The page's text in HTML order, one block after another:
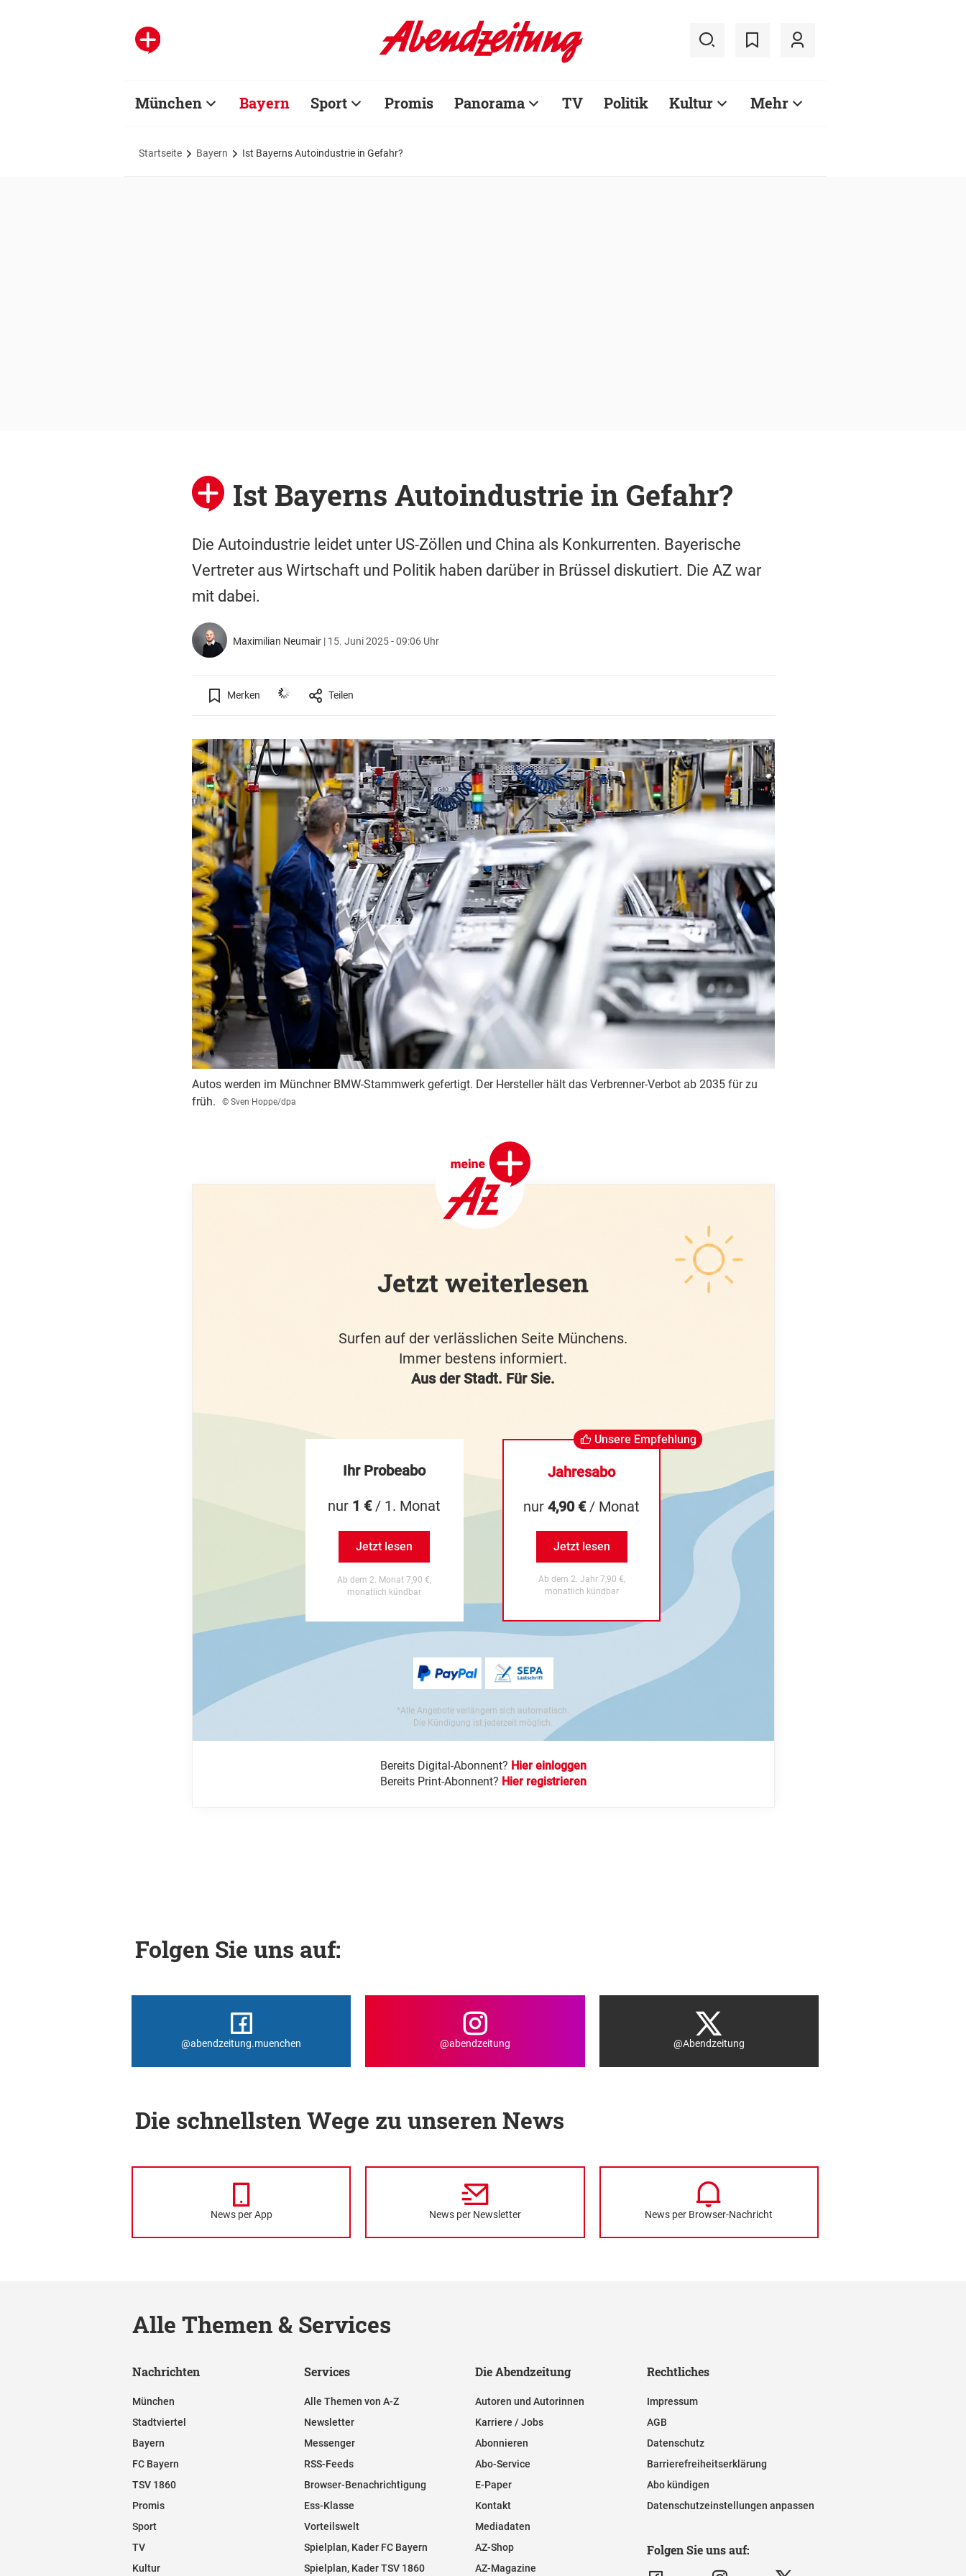
München Bayern Sport Promis Panorama TV Politik Kultur Mehr
Startseite Bayern Ist Bayerns Autoindustrie in Gefahr?
Ist Bayerns Autoindustrie in Gefahr?
Die Autoindustrie leidet unter US-Zöllen und China als Konkurrenten. Bayerische
Vertreter aus Wirtschaft und Politik haben darüber in Brüssel diskutiert. Die AZ war
mit dabei.
Maximilian Neumair | 15. Juni 2025 - 09:06 Uhr
Merken Teilen
Autos werden im Münchner BMW-Stammwerk gefertigt. Der Hersteller hält das Verbrenner-Verbot ab 2035 für zu
früh.
© Sven Hoppe/dpa
Jetzt weiterlesen
Surfen auf der verlässlichen Seite Münchens.
Immer bestens informiert.
Aus der Stadt. Für Sie.
Ihr Probeabo
nur 1 €/ 1. Monat
Jetzt lesen
Ab dem 2. Monat 7,90 €,
monatlich kündbar
Unsere Empfehlung
Jahresabo
nur4,90 €/ Monat
Jetzt lesen
Ab dem 2. Jahr 7,90 €,
monatlich kündbar
*Alle Angebote verlängern sich automatisch.
Die Kündigung ist jederzeit möglich.
Bereits Digital-Abonnent? Hier einloggen
Bereits Print-Abonnent? Hier registrieren
Folgen Sie uns auf:
@abendzeitung.muenchen @abendzeitung @Abendzeitung
Die schnellsten Wege zu unseren News
News per App News per Newsletter News per Browser-Nachricht
Alle Themen & Services
Nachrichten
München
Stadtviertel
Bayern
FC Bayern
TSV 1860
Promis
Sport
TV
Kultur
Services
Alle Themen von A-Z
Newsletter
Messenger
RSS-Feeds
Browser-Benachrichtigung
Ess-Klasse
Vorteilswelt
Spielplan, Kader FC Bayern
Spielplan, Kader TSV 1860
Die Abendzeitung
Autoren und Autorinnen
Karriere / Jobs
Abonnieren
Abo-Service
E-Paper
Kontakt
Mediadaten
AZ-Shop
AZ-Magazine
Rechtliches
Impressum
AGB
Datenschutz
Barrierefreiheitserklärung
Abo kündigen
Datenschutzeinstellungen anpassen
Folgen Sie uns auf: